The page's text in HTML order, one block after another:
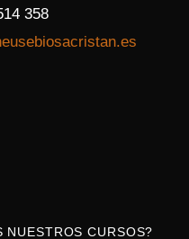
358
NUESTROS CURSOS?